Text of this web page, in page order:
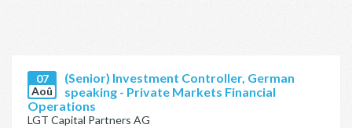
07
Aoû
(Senior) Investment Controller, German
speaking - Private Markets Financial
Operations
LGT Capital Partners AG